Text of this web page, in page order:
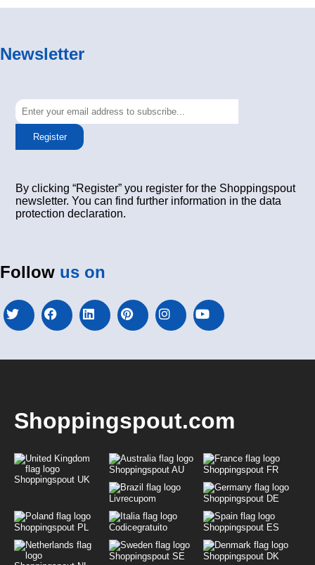
Newsletter
Register
By clicking “Register” you register for the Shoppingspout
newsletter. You can find further information in the data
protection declaration.
Follow us on
Shoppingspout.com
Shoppingspout UK
Shoppingspout AU Shoppingspout FR
Livrecupom Shoppingspout DE
Shoppingspout PL Codicegratuito Shoppingspout ES
Shoppingspout SE Shoppingspout DK